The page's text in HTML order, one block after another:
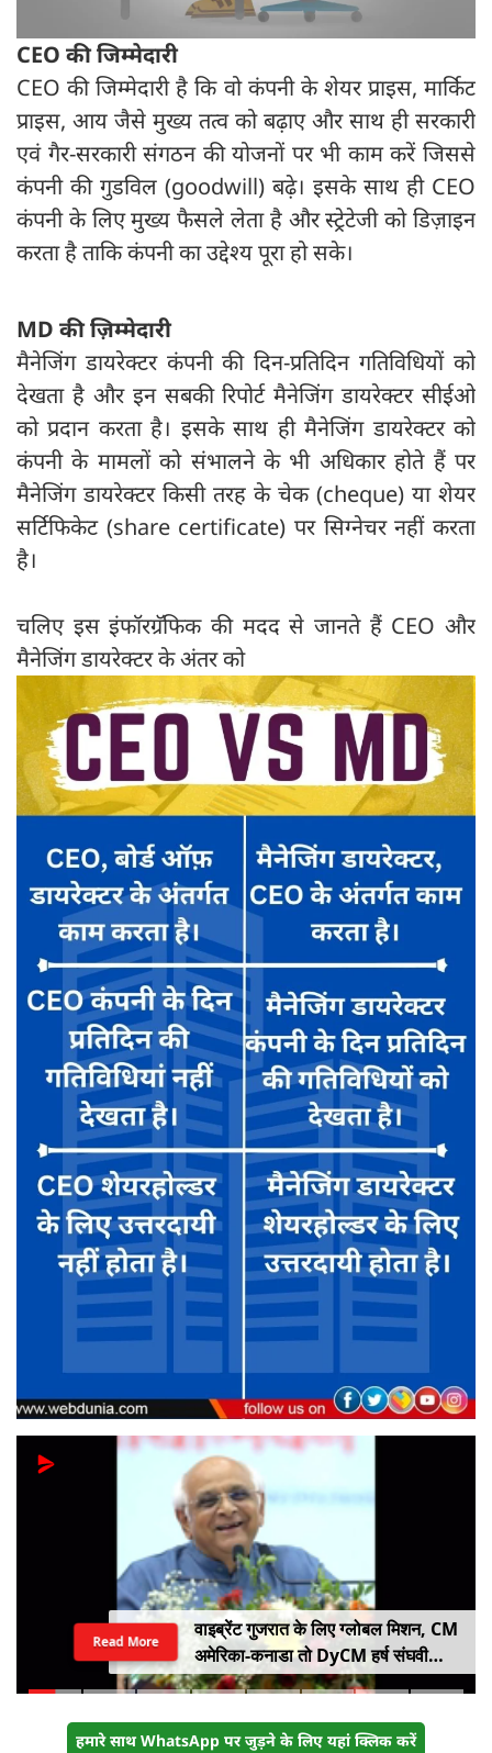
CEO की जिम्मेदारी
CEO की जिम्मेदारी है कि वो कंपनी के शेयर प्राइस, मार्किट
प्राइस, आय जैसे मुख्य तत्व को बढ़ाए और साथ ही सरकारी
एवं गैर-सरकारी संगठन की योजनों पर भी काम करें जिससे
कंपनी की गुडविल (goodwill) बढ़े। इसके साथ ही CEO
कंपनी के लिए मुख्य फैसले लेता है और स्ट्रेटेजी को डिज़ाइन
करता है ताकि कंपनी का उद्देश्य पूरा हो सके।
MD की ज़िम्मेदारी
मैनेजिंग डायरेक्टर कंपनी की दिन-प्रतिदिन गतिविधियों को
देखता है और इन सबकी रिपोर्ट मैनेजिंग डायरेक्टर सीईओ
को प्रदान करता है। इसके साथ ही मैनेजिंग डायरेक्टर को
कंपनी के मामलों को संभालने के भी अधिकार होते हैं पर
मैनेजिंग डायरेक्टर किसी तरह के चेक (cheque) या शेयर
सर्टिफिकेट (share certificate) पर सिग्नेचर नहीं करता
है।
चलिए इस इंफॉरग्रॅफिक की मदद से जानते हैं CEO और
मैनेजिंग डायरेक्टर के अंतर को
वाइब्रेंट गुजरात के लिए ग्लोबल मिशन, CM
अमेरिका-कनाडा तो DyCM हर्ष संघवी
संभालेंगे जापान-यूरोप का मोर्चा
Read More
हमारे साथ WhatsApp पर जुड़ने के लिए यहां क्लिक करें